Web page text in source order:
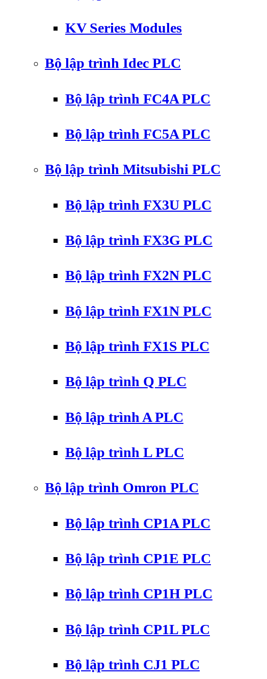
KV Series Modules
Bộ lập trình Idec PLC
Bộ lập trình FC4A PLC
Bộ lập trình FC5A PLC
Bộ lập trình Mitsubishi PLC
Bộ lập trình FX3U PLC
Bộ lập trình FX3G PLC
Bộ lập trình FX2N PLC
Bộ lập trình FX1N PLC
Bộ lập trình FX1S PLC
Bộ lập trình Q PLC
Bộ lập trình A PLC
Bộ lập trình L PLC
Bộ lập trình Omron PLC
Bộ lập trình CP1A PLC
Bộ lập trình CP1E PLC
Bộ lập trình CP1H PLC
Bộ lập trình CP1L PLC
Bộ lập trình CJ1 PLC